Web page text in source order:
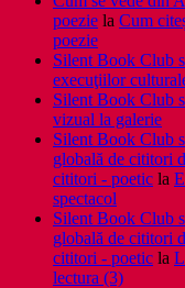
poezie la Cum
poezie
Silent Book Club
execuţiilor
Silent Book Club
vizual la galerie
Silent Book Club
globală de cititori
cititori - poetic la
spectacol
Silent Book Club
globală de cititori
cititori - poetic la
lectura (3)